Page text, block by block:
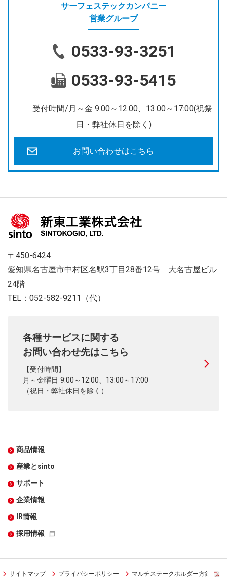
サーフェステックカンパニー
営業グループ
0533-93-3251
0533-93-5415
受付時間/月～金 9:00～12:00、13:00～17:00(祝祭
日・弊社休日を除く)
お問い合わせはこちら
〒450-6424
愛知県名古屋市中村区名駅3丁目28番12号 大名古屋ビル
24階
TEL：052-582-9211（代）
各種サービスに関する
お問い合わせ先はこちら
【受付時間】
月～金曜日 9:00～12:00、13:00～17:00
（祝日・弊社休日を除く）
商品情報
産業とsinto
サポート
企業情報
IR情報
採用情報
サイトマップ プライバシーポリシー マルチステークホルダー方針